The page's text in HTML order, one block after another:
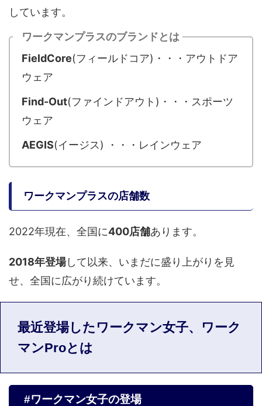
しています。
ワークマンプラスのブランドとは
FieldCore(フィールドコア)・・・アウトドア
ウェア
Find-Out(ファインドアウト)・・・スポーツ
ウェア
AEGIS(イージス) ・・・レインウェア
ワークマンプラスの店舗数
2022年現在、全国に400店舗あります。
2018年登場して以来、いまだに盛り上がりを見
せ、全国に広がり続けています。
最近登場したワークマン女子、ワーク
マンProとは
#ワークマン女子の登場